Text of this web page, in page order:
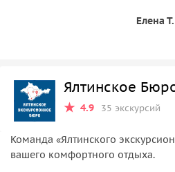
Елена Т.
Ялтинское
4.9 35 экскурсий
Команда «Ялтинского
вашего комфортного отдыха.